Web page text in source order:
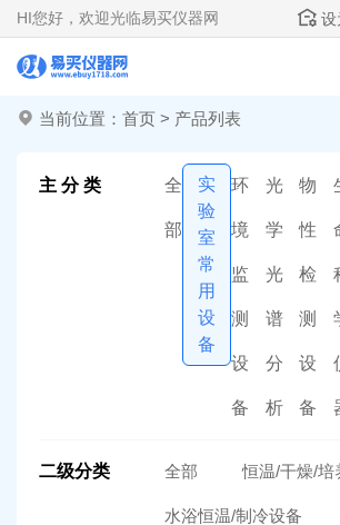
HI您好，欢迎光临易买仪器网 设
当前位置： 首页 > 产品列表
主 分 类 全
部
实
验
室
常
用
设
备
环
境
监
测
设
备
光
学
光
谱
分
析
物
性
检
测
设
备
二级分类 全部 恒温/干燥/培
水浴恒温/制冷设备